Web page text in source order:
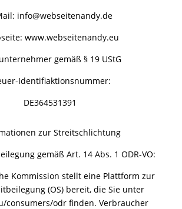
info@webseitenandy.de
www.webseitenandy.eu
gemäß § 19 UStG
Identifiaktionsnummer:
DE364531391
zur Streitschlichtung
gemäß Art. 14 Abs. 1 ODR-VO:
Kommission stellt eine Plattform zur
(OS) bereit, die Sie unter
consumers/odr finden. Verbraucher